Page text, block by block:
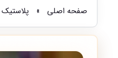
صفحه اصلی » پلاستیک